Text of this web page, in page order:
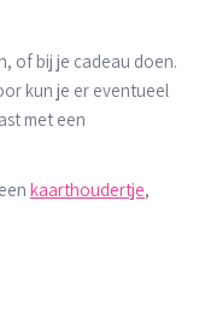
of bij je cadeau doen.
kun je er eventueel
met een
kaarthoudertje,